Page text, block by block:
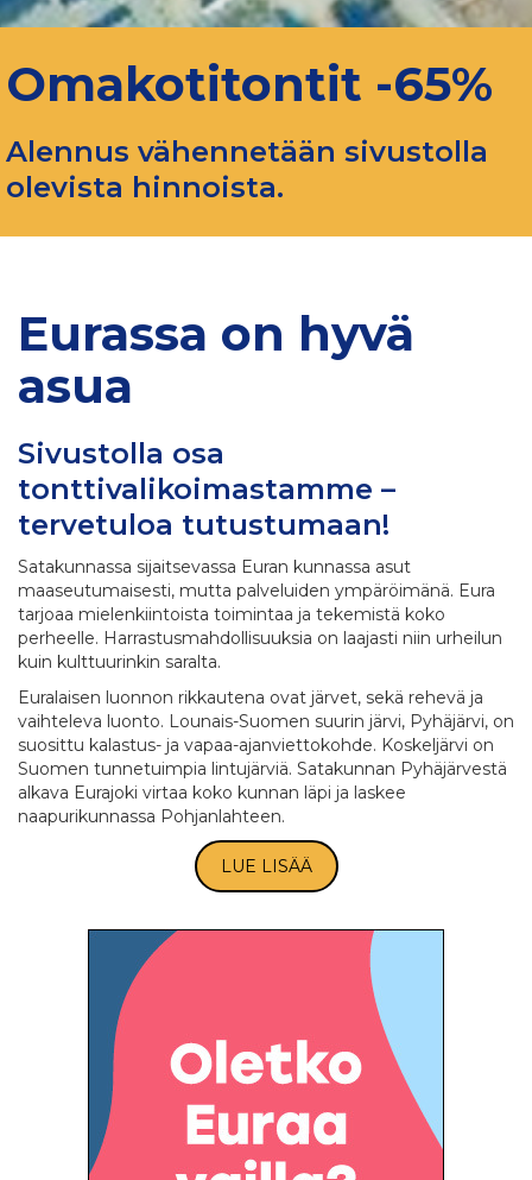
Omakotitontit -65%
Alennus vähennetään sivustolla
olevista hinnoista.
Eurassa on hyvä
asua
Sivustolla osa
tonttivalikoimastamme –
tervetuloa tutustumaan!
Satakunnassa sijaitsevassa Euran kunnassa asut
maaseutumaisesti, mutta palveluiden ympäröimänä. Eura
tarjoaa mielenkiintoista toimintaa ja tekemistä koko
perheelle. Harrastusmahdollisuuksia on laajasti niin urheilun
kuin kulttuurinkin saralta.
Euralaisen luonnon rikkautena ovat järvet, sekä rehevä ja
vaihteleva luonto. Lounais-Suomen suurin järvi, Pyhäjärvi, on
suosittu kalastus- ja vapaa-ajanviettokohde. Koskeljärvi on
Suomen tunnetuimpia lintujärviä. Satakunnan Pyhäjärvestä
alkava Eurajoki virtaa koko kunnan läpi ja laskee
naapurikunnassa Pohjanlahteen.
LUE LISÄÄ